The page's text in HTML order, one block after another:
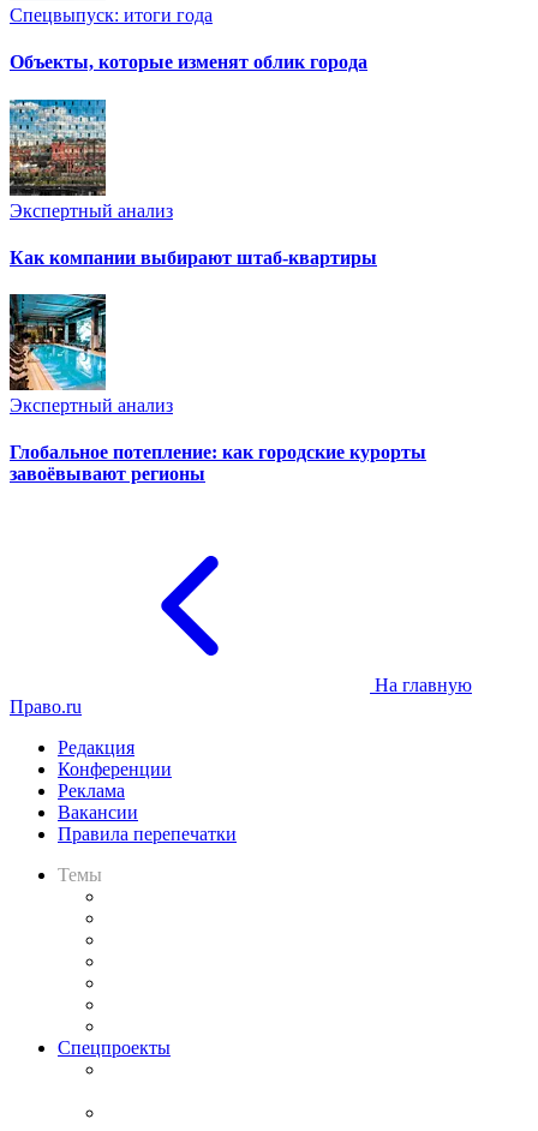
Спецвыпуск: итоги года
Объекты, которые изменят облик города
Экспертный анализ
Как компании выбирают штаб-квартиры
Экспертный анализ
Глобальное потепление: как городские курорты
завоёвывают регионы
На главную
Право.ru
Редакция
Конференции
Реклама
Вакансии
Правила перепечатки
Темы
Спецпроекты